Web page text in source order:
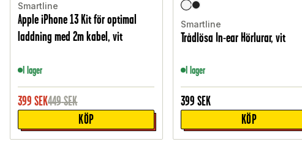
Smartline
Apple iPhone 13 Kit för optimal
laddning med 2m kabel, vit
I lager
399 SEK449SEK
KÖP
Smartline
Trådlösa In-ear Hörlurar, vit
I lager
399 SEK
KÖP